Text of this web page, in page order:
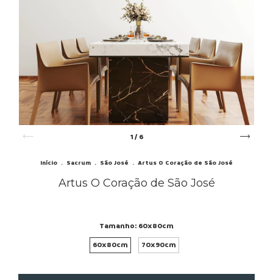
1/6
Início . Sacrum . São José . Artus O Coração de São José
Artus O Coração de São José
Tamanho: 60x80cm
60x80cm
70x90cm